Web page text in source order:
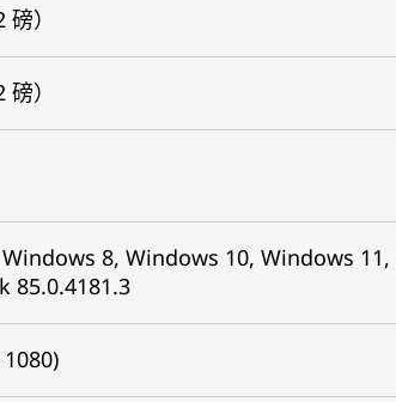
）
）
8, Windows 10, Windows
85.0.4181.3